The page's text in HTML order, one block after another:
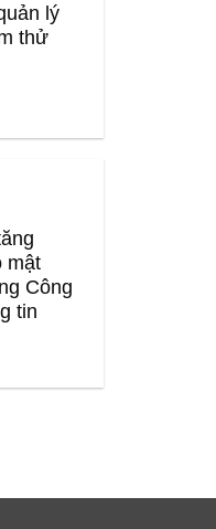
lý
thử
mật
Công
tin